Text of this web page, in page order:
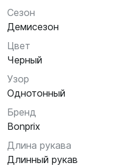
Сезон
Демисезон
Цвет
Черный
Узор
Однотонный
Бренд
Bonprix
Длина рукава
Длинный рукав